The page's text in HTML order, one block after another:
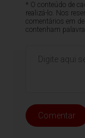
* O conteúdo de
realizá-lo. Nos
comentários em
contenham
Comentar